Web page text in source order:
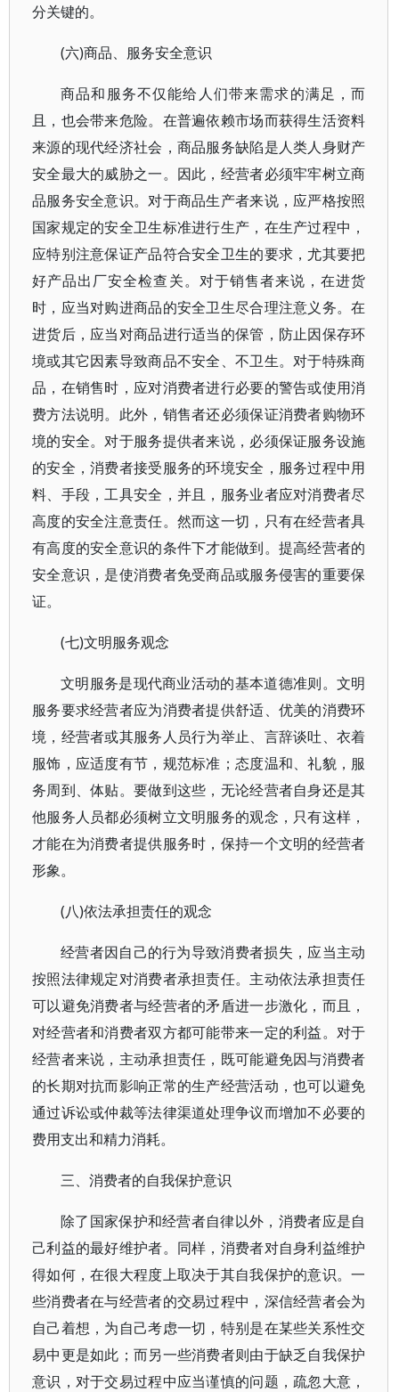
分关键的。
(六)商品、服务安全意识
商品和服务不仅能给人们带来需求的满足，而
且，也会带来危险。在普遍依赖市场而获得生活资料
来源的现代经济社会，商品服务缺陷是人类人身财产
安全最大的威胁之一。因此，经营者必须牢牢树立商
品服务安全意识。对于商品生产者来说，应严格按照
国家规定的安全卫生标准进行生产，在生产过程中，
应特别注意保证产品符合安全卫生的要求，尤其要把
好产品出厂安全检查关。对于销售者来说，在进货
时，应当对购进商品的安全卫生尽合理注意义务。在
进货后，应当对商品进行适当的保管，防止因保存环
境或其它因素导致商品不安全、不卫生。对于特殊商
品，在销售时，应对消费者进行必要的警告或使用消
费方法说明。此外，销售者还必须保证消费者购物环
境的安全。对于服务提供者来说，必须保证服务设施
的安全，消费者接受服务的环境安全，服务过程中用
料、手段，工具安全，并且，服务业者应对消费者尽
高度的安全注意责任。然而这一切，只有在经营者具
有高度的安全意识的条件下才能做到。提高经营者的
安全意识，是使消费者免受商品或服务侵害的重要保
证。
(七)文明服务观念
文明服务是现代商业活动的基本道德准则。文明
服务要求经营者应为消费者提供舒适、优美的消费环
境，经营者或其服务人员行为举止、言辞谈吐、衣着
服饰，应适度有节，规范标准；态度温和、礼貌，服
务周到、体贴。要做到这些，无论经营者自身还是其
他服务人员都必须树立文明服务的观念，只有这样，
才能在为消费者提供服务时，保持一个文明的经营者
形象。
(八)依法承担责任的观念
经营者因自己的行为导致消费者损失，应当主动
按照法律规定对消费者承担责任。主动依法承担责任
可以避免消费者与经营者的矛盾进一步激化，而且，
对经营者和消费者双方都可能带来一定的利益。对于
经营者来说，主动承担责任，既可能避免因与消费者
的长期对抗而影响正常的生产经营活动，也可以避免
通过诉讼或仲裁等法律渠道处理争议而增加不必要的
费用支出和精力消耗。
三、消费者的自我保护意识
除了国家保护和经营者自律以外，消费者应是自
己利益的最好维护者。同样，消费者对自身利益维护
得如何，在很大程度上取决于其自我保护的意识。一
些消费者在与经营者的交易过程中，深信经营者会为
自己着想，为自己考虑一切，特别是在某些关系性交
易中更是如此；而另一些消费者则由于缺乏自我保护
意识，对于交易过程中应当谨慎的问题，疏忽大意，